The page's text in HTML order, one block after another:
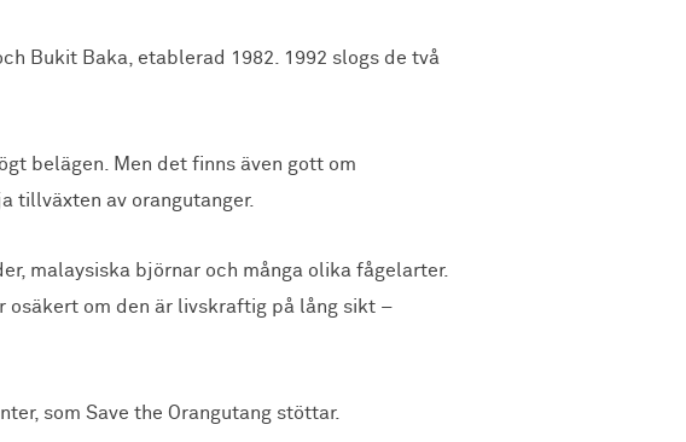
Bukit Baka, etablerad 1982. 1992 slogs de två
belägen. Men det finns även gott om
tillväxten av orangutanger.
malaysiska björnar och många olika fågelarter.
osäkert om den är livskraftig på lång sikt –
som Save the Orangutang stöttar.